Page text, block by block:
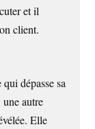
et il
client.
dépasse sa
autre
Elle